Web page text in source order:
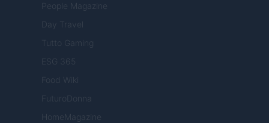
People Magazine
Day Travel
Tutto Gaming
ESG 365
Food Wiki
FuturoDonna
HomeMagazine